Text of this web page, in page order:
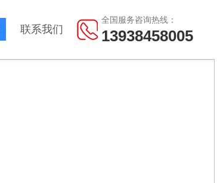
全国服务咨询热线：
13938458005
联系我们